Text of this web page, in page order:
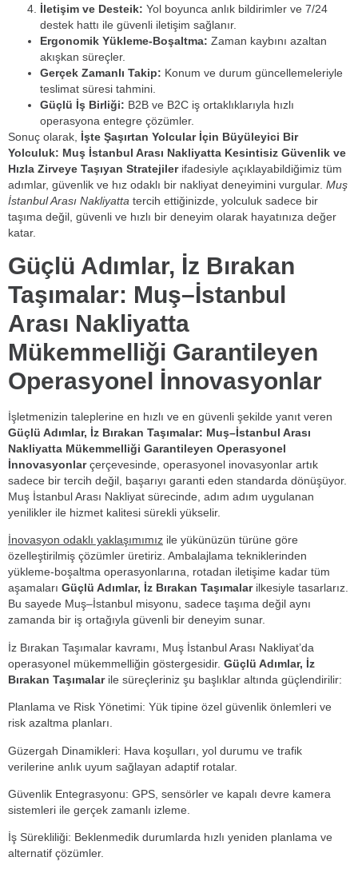
İletişim ve Desteik: Yol boyunca anlık bildirimler ve 7/24
destek hattı ile güvenli iletişim sağlanır.
Ergonomik Yükleme-Boşaltma: Zaman kaybını azaltan
akışkan süreçler.
Gerçek Zamanlı Takip: Konum ve durum güncellemeleriyle
teslimat süresi tahmini.
Güçlü İş Birliği: B2B ve B2C iş ortaklıklarıyla hızlı
operasyona entegre çözümler.
Sonuç olarak, İşte Şaşırtan Yolcular İçin Büyüleyici Bir
Yolculuk: Muş İstanbul Arası Nakliyatta Kesintisiz Güvenlik ve
Hızla Zirveye Taşıyan Stratejilerifadesiyle açıklayabildiğimiz tüm
adımlar, güvenlik ve hız odaklı bir nakliyat deneyimini vurgular. Muş
İstanbul Arası Nakliyatta tercih ettiğinizde, yolculuk sadece bir
taşıma değil, güvenli ve hızlı bir deneyim olarak hayatınıza değer
katar.
Güçlü Adımlar, İz Bırakan
Taşımalar: Muş–İstanbul
Arası Nakliyatta
Mükemmelliği Garantileyen
Operasyonel İnnovasyonlar
İşletmenizin taleplerine en hızlı ve en güvenli şekilde yanıt veren
Güçlü Adımlar, İz Bırakan Taşımalar: Muş–İstanbul Arası
Nakliyatta Mükemmelliği Garantileyen Operasyonel
İnnovasyonlarçerçevesinde, operasyonel inovasyonlar artık
sadece bir tercih değil, başarıyı garanti eden standarda dönüşüyor.
Muş İstanbul Arası Nakliyat sürecinde, adım adım uygulanan
yenilikler ile hizmet kalitesi sürekli yükselir.
İnovasyon odaklı yaklaşımımız ile yükünüzün türüne göre
özelleştirilmiş çözümler üretiriz. Ambalajlama tekniklerinden
yükleme-boşaltma operasyonlarına, rotadan iletişime kadar tüm
aşamaları Güçlü Adımlar, İz Bırakan Taşımalarilkesiyle tasarlarız.
Bu sayede Muş–İstanbul misyonu, sadece taşıma değil aynı
zamanda bir iş ortağıyla güvenli bir deneyim sunar.
İz Bırakan Taşımalar kavramı, Muş İstanbul Arası Nakliyat’da
operasyonel mükemmelliğin göstergesidir. Güçlü Adımlar, İz
Bırakan Taşımalarile süreçleriniz şu başlıklar altında güçlendirilir:
Planlama ve Risk Yönetimi: Yük tipine özel güvenlik önlemleri ve
risk azaltma planları.
Güzergah Dinamikleri: Hava koşulları, yol durumu ve trafik
verilerine anlık uyum sağlayan adaptif rotalar.
Güvenlik Entegrasyonu: GPS, sensörler ve kapalı devre kamera
sistemleri ile gerçek zamanlı izleme.
İş Sürekliliği: Beklenmedik durumlarda hızlı yeniden planlama ve
alternatif çözümler.